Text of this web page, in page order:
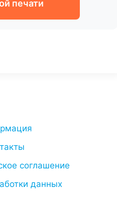
печати
соглашение
данных